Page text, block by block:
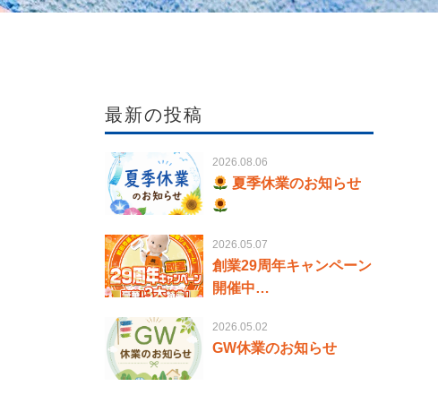
最新の投稿
2026.08.06
夏季休業のお知らせ
2026.05.07
創業29周年キャンペーン
開催中…
2026.05.02
GW休業のお知らせ